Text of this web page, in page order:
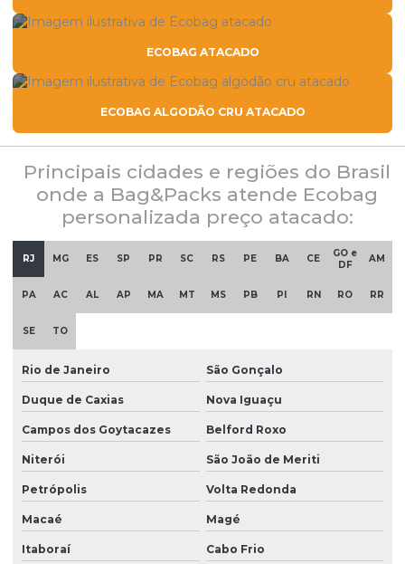
ECOBAG ATACADO
ECOBAG ALGODÃO CRU ATACADO
Principais cidades e regiões do Brasil
onde a Bag&Packs atende Ecobag
personalizada preço atacado:
RJ MG ES SP PR SC RS PE BA CE
GO e
DF
AM
PA AC AL AP MA MT MS PB PI RN RO RR
SE TO
Rio de Janeiro São Gonçalo
Duque de Caxias Nova Iguaçu
Campos dos Goytacazes Belford Roxo
Niterói São João de Meriti
Petrópolis Volta Redonda
Macaé Magé
Itaboraí Cabo Frio